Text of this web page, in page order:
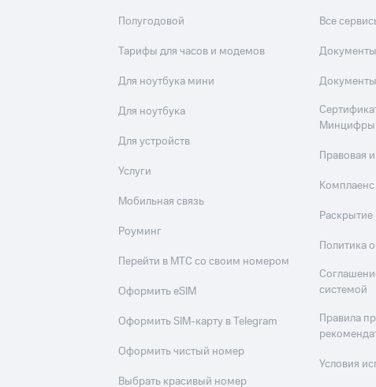
Полугодовой
Тарифы для часов и модемов
Для ноутбука мини
Для ноутбука
Для устройств
Услуги
Мобильная связь
Роуминг
Перейти в МТС со своим номером
Оформить eSIM
Оформить SIM-карту в Telegram
Оформить чистый номер
Выбрать красивый номер
Все
Документы
Минцифры
Правовая
Комплаенс
Политика
системой
Правила
Условия